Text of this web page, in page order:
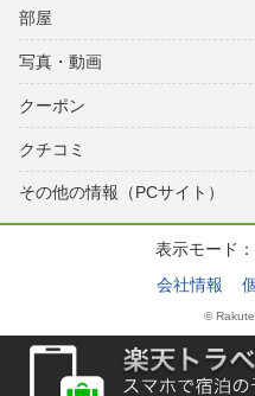
部屋
写真・動画
クーポン
クチコミ
その他の情報（PCサイト）
表示モード：
会社情報
©